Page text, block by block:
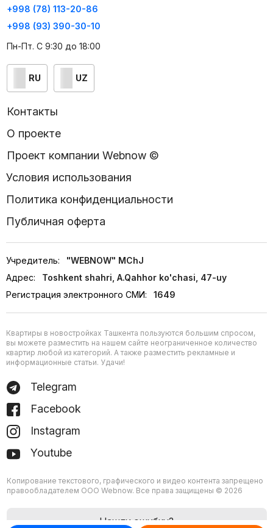
+998 (78) 113-20-86
+998 (93) 390-30-10
Пн-Пт. С 9:30 до 18:00
RU UZ
Контакты
О проекте
Проект компании Webnow ©
Условия использования
Политика конфиденциальности
Публичная оферта
Учредитель:
"WEBNOW" MChJ
Адрес:
Toshkent shahri, A.Qahhor ko'chasi, 47-uy
Регистрация электронного СМИ:
1649
Квартиры в новостройках Ташкента пользуются большим спросом,
вы можете разместить на нашем сайте неограниченное количество
квартир любой из категорий. А также разместить рекламные и
информационные статьи. Удачи!
Telegram
Facebook
Instagram
Youtube
Копирование текстового, графического и видео контента запрещено
правообладателем ООО Webnow. Все права защищены © 2026
Нашли ошибку?